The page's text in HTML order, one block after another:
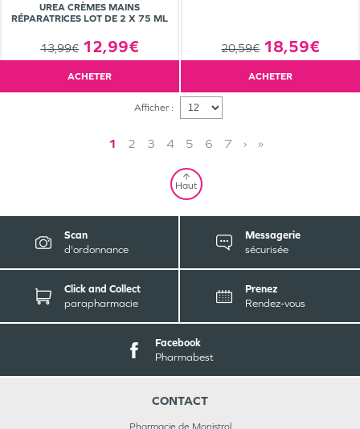
UREA CRÈMES MAINS
RÉPARATRICES LOT DE 2 X 75 ML
13,99€ 12,99€
ACHETER
20,59€ 18,59€
ACHETER
Afficher :
1 2 3 4 5 6 7 › »
Haut
Scan
d'ordonnance
Messagerie
sécurisée
Click and Collect
parapharmacie
Prenez
Rendez-vous
Facebook
Pharmabest
CONTACT
Pharmacie de Monistrol